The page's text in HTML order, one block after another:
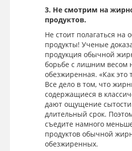
3. Не смотрим на
продуктов.
Не стоит полагаться на
продукты! Ученые
продукция обычной
борьбе с лишним весом
обезжиренная. «Как это
Все дело в том, что
содержащиеся в
дают ощущение сытости
длительный срок.
съедите намного
продуктов обычной
обезжиренных.